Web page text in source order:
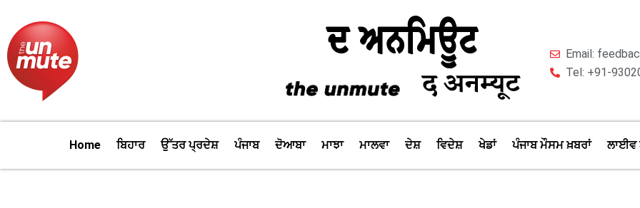
content
Email:
Tel: +91-
Home ਬਿਹਾਰ ਉੱਤਰ ਪ੍ਰਦੇਸ਼ ਪੰਜਾਬ ਦੋਆਬਾ ਮਾਝਾ ਮਾਲਵਾ ਦੇਸ਼ ਵਿਦੇਸ਼ ਖੇਡਾਂ ਪੰਜਾਬ ਮੌਸਮ ਖ਼ਬਰਾਂ ਲਾਈਵ